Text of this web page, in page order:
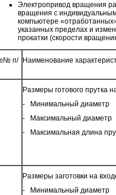
Электропривод вращения
вращения с
компьютере
указанных пределах и
прокатки (скорости
п/
Наименование
Размеры готового прутка
- Минимальный диаметр
- Максимальный диаметр
- Максимальная длина
Размеры заготовки на
- Минимальный диаметр